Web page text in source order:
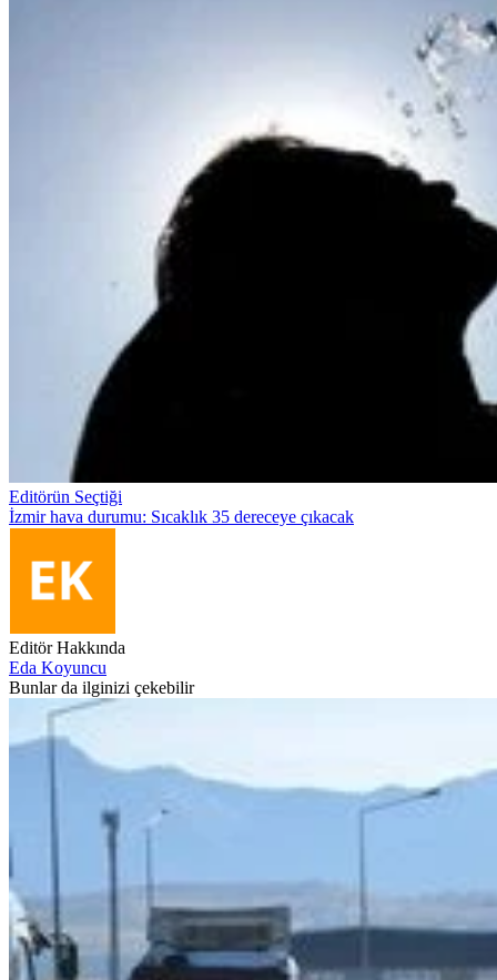
Editörün Seçtiği
İzmir hava durumu: Sıcaklık 35 dereceye çıkacak
Editör Hakkında
Eda Koyuncu
Bunlar da ilginizi çekebilir